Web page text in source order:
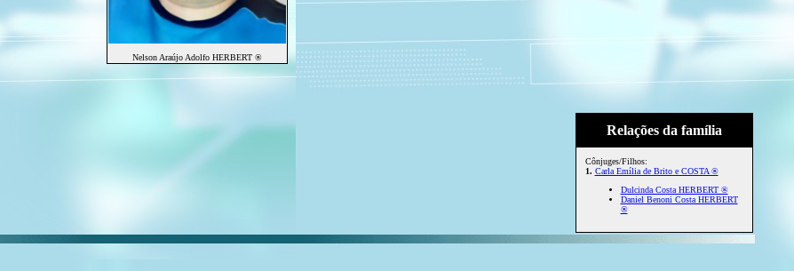
Nelson Araújo Adolfo HERBERT ®
Relações da família
Cônjuges/Filhos:
1. Carla Emília de Brito e COSTA ®
Dulcinda Costa HERBERT ®
Daniel Benoni Costa HERBERT
®